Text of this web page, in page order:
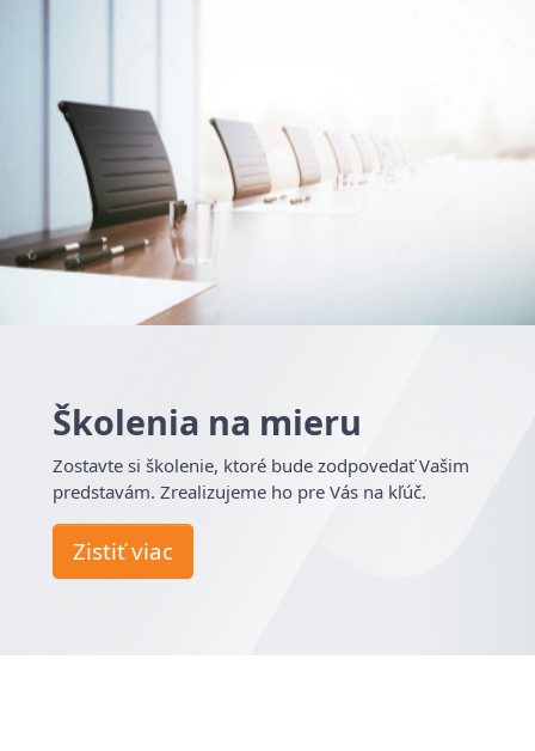
Školenia na mieru
Zostavte si školenie, ktoré bude zodpovedať Vašim
predstavám. Zrealizujeme ho pre Vás na kľúč.
Zistiť viac